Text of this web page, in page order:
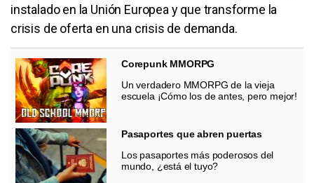
instalado en la Unión Europea y que transforme la
crisis de oferta en una crisis de demanda.
Corepunk MMORPG
Un verdadero MMORPG de la vieja
escuela ¡Cómo los de antes, pero mejor!
Pasaportes que abren puertas
Los pasaportes más poderosos del
mundo, ¿está el tuyo?